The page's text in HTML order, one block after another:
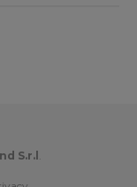
S.r.l .